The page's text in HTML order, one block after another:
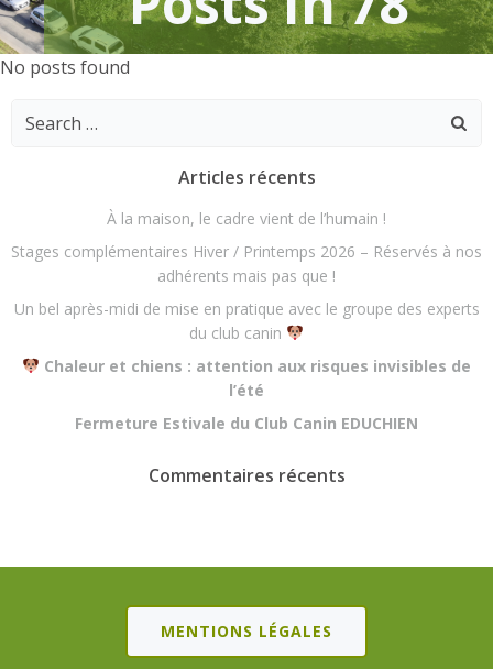
No posts found
Search
Articles récents
À la maison, le cadre vient de l’humain !
Stages complémentaires Hiver / Printemps 2026 – Réservés à nos
adhérents mais pas que !
Un bel après-midi de mise en pratique avec le groupe des experts
du club canin
Chaleur et chiens : attention aux risques invisibles de
l’été
Fermeture Estivale du Club Canin EDUCHIEN
Commentaires récents
MENTIONS LÉGALES